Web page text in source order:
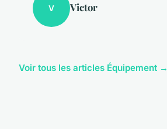
V Victor
Voir tous les articles Équipement →